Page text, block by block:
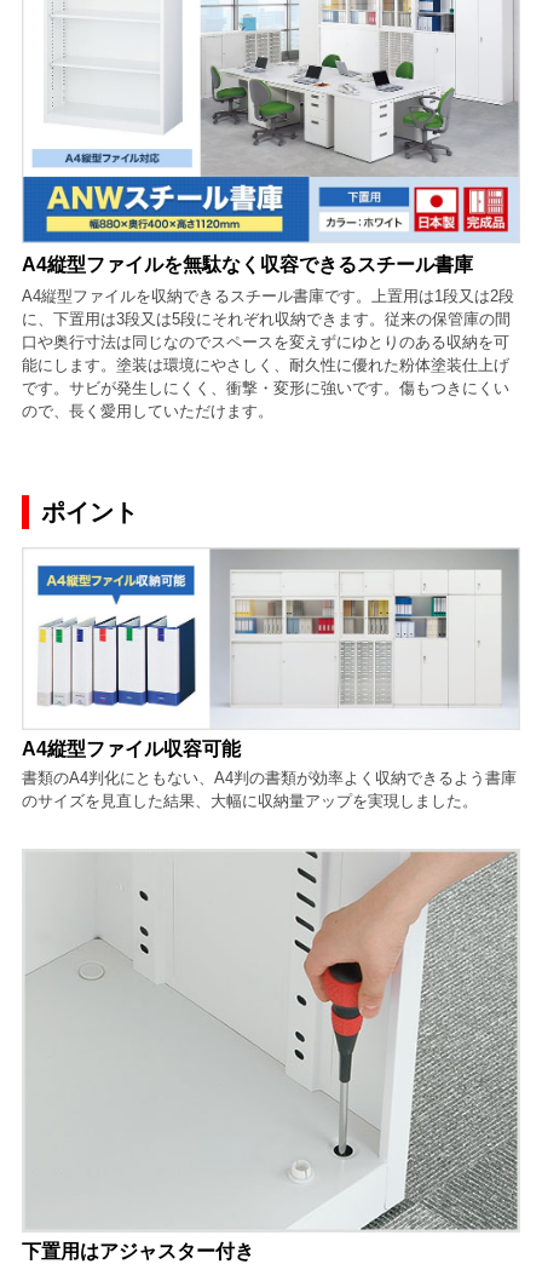
A4縦型ファイルを無駄なく収容できるスチール書庫
A4縦型ファイルを収納できるスチール書庫です。上置用は1段又は2段
に、下置用は3段又は5段にそれぞれ収納できます。従来の保管庫の間
口や奥行寸法は同じなのでスペースを変えずにゆとりのある収納を可
能にします。塗装は環境にやさしく、耐久性に優れた粉体塗装仕上げ
です。サビが発生しにくく、衝撃・変形に強いです。傷もつきにくい
ので、長く愛用していただけます。
ポイント
A4縦型ファイル収容可能
書類のA4判化にともない、A4判の書類が効率よく収納できるよう書庫
のサイズを見直した結果、大幅に収納量アップを実現しました。
下置用はアジャスター付き